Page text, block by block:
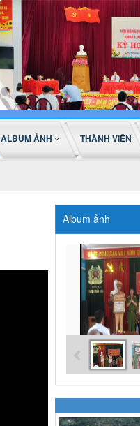
ALBUM ẢNH THÀNH VIÊN
Album ảnh